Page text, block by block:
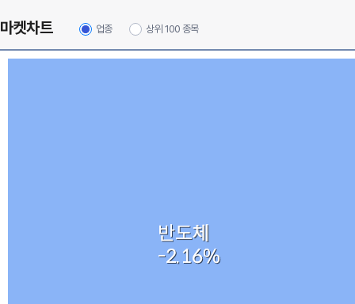
마켓차트 업종 상위 100 종목
Chart
반도체
-2.16%
반도체
-2.16%